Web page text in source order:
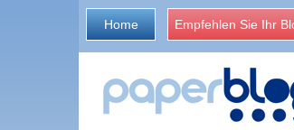
Home Empfehlen Sie Ihr